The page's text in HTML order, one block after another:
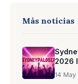
Más noticias
2026
14